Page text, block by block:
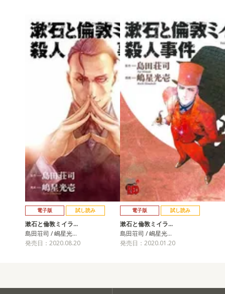
電子版 試し読み
漱石と倫敦ミイラ…
島田荘司 / 嶋星光…
発売日：2020.08.20
電子版 試し読み
漱石と倫敦ミイラ…
島田荘司 / 嶋星光…
発売日：2020.01.20